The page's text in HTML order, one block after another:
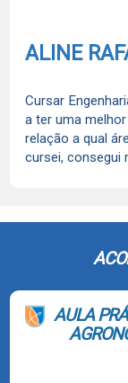
ALINE
Cursar
a ter uma
relação a qual
cursei, consegui
AULA